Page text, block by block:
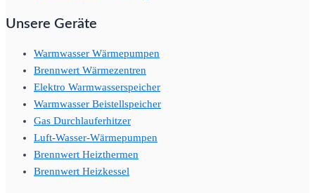
Unsere Geräte
Warmwasser Wärmepumpen
Brennwert Wärmezentren
Elektro Warmwasserspeicher
Warmwasser Beistellspeicher
Gas Durchlauferhitzer
Luft-Wasser-Wärmepumpen
Brennwert Heizthermen
Brennwert Heizkessel